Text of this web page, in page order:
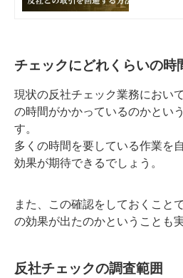
チェックにどれくらいの時
現状の反社チェック業務におい
の時間がかかっているのかとい
す。
多くの時間を要している作業を
効果が期待できるでしょう。
また、この確認をしておくこと
の効果が出たのかということも
反社チェックの調査範囲